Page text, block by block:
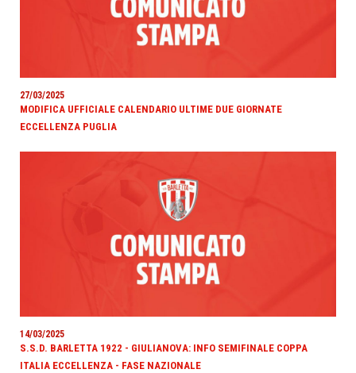
27/03/2025
MODIFICA UFFICIALE CALENDARIO ULTIME DUE GIORNATE
ECCELLENZA PUGLIA
14/03/2025
S.S.D. BARLETTA 1922 - GIULIANOVA: INFO SEMIFINALE COPPA
ITALIA ECCELLENZA - FASE NAZIONALE